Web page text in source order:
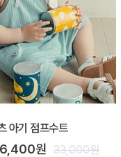
아기 점프수트
원 33,000원